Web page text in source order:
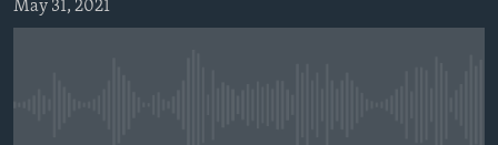
main
REGIONS
May 31, 2021